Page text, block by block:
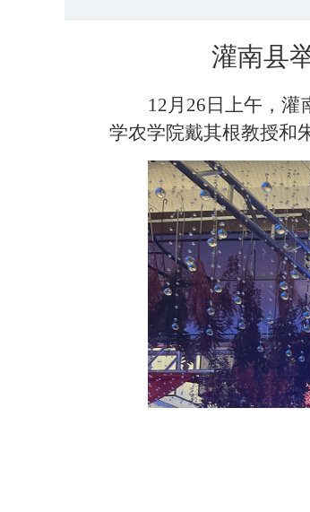
灌南县
12月 26 日上午，灌
学农学院戴其根教授和